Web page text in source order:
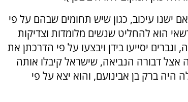
ישנו עיכוב, כגון שיש תחומים שבהם על פי
הוא להחליט שנשים מלומדות וצדיקות
יסייעו בידן ויבצעו על פי הדרכתן את
אצל דבורה הנביאה, שישראל קיבלו אותה
ברק בן אבינועם, והוא יצא על פי